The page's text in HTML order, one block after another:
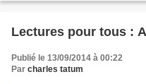
Lectures pour tous :
Publié le 13/09/2014 à 00:22
Par charles tatum